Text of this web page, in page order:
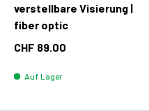
verstellbare Visierung |
fiber optic
CHF 89.00
Auf Lager